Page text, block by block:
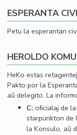
ESPERANTA
Petu la esperantan
HEROLDO
HeKo estas
Pakto por la
aŭ delegito. La
C: oﬁcialaj de
starpunkton de
la Konsulo, aŭ